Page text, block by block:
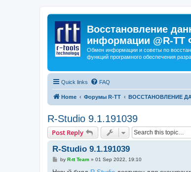
Восстановление
информации @R-TT
Обмен информации и советы по
функций програмного обеспечения
Quick links FAQ
Home Форумы R-TT ВОССТАНОВЛЕНИЕ
R-Studio 9.1.191039
Post Reply
R-Studio 9.1.191039
P
s
by R-tt Team» 01 Sep 2022, 19:10